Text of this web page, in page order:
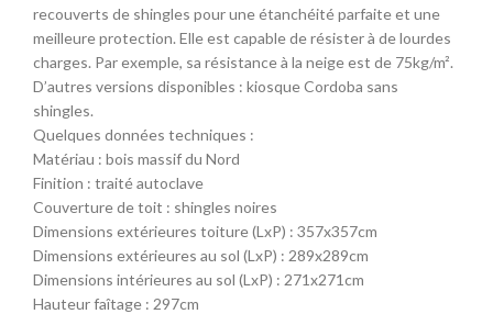
recouverts de shingles pour une étanchéité parfaite et une
meilleure protection. Elle est capable de résister à de lourdes
charges. Par exemple, sa résistance à la neige est de 75kg/m².
D’autres versions disponibles : kiosque Cordoba sans
shingles.
Quelques données techniques :
Matériau : bois massif du Nord
Finition : traité autoclave
Couverture de toit : shingles noires
Dimensions extérieures toiture (LxP) : 357x357cm
Dimensions extérieures au sol (LxP) : 289x289cm
Dimensions intérieures au sol (LxP) : 271x271cm
Hauteur faîtage : 297cm